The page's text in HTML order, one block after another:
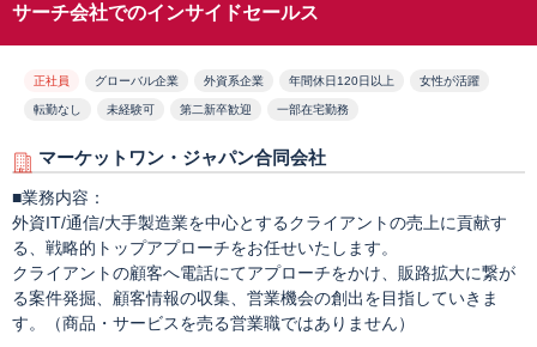
サーチ会社でのインサイドセールス
正社員 グローバル企業 外資系企業 年間休日120日以上 女性が活躍
転勤なし 未経験可 第二新卒歓迎 一部在宅勤務
マーケットワン・ジャパン合同会社
■業務内容：
外資IT/通信/大手製造業を中心とするクライアントの売上に貢献す
る、戦略的トップアプローチをお任せいたします。
クライアントの顧客へ電話にてアプローチをかけ、販路拡大に繋が
る案件発掘、顧客情報の収集、営業機会の創出を目指していきま
す。（商品・サービスを売る営業職ではありません）